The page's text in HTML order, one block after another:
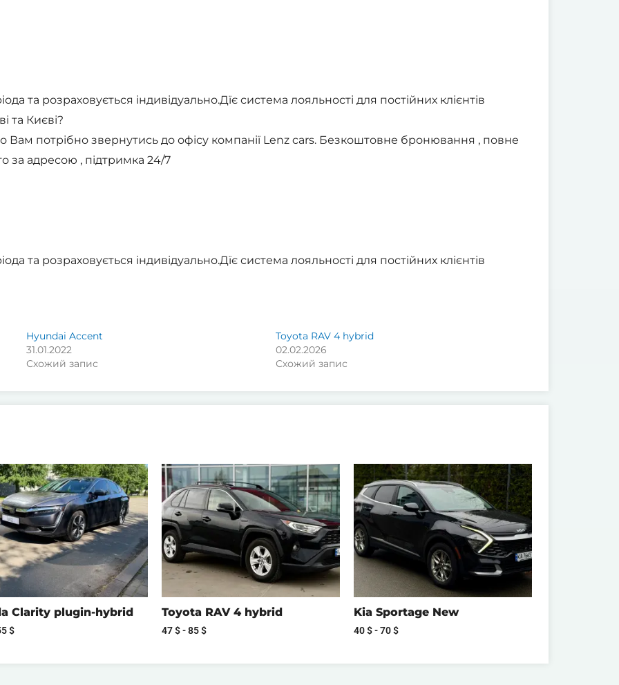
та розраховується індивідуально.Дїє система лояльності для постійних клієнтів
та Києві?
Вам потрібно звернутись до офісу компанії Lenz cars. Безкоштовне бронювання , повне
за адресою , підтримка 24/7
та розраховується індивідуально.Дїє система лояльності для постійних клієнтів
Hyundai Accent
31.01.2022
Схожий запис
Toyota RAV 4 hybrid
02.02.2026
Схожий запис
Clarity plugin-hybrid
$
Toyota RAV 4 hybrid
47$-85$
Kia Sportage New
40$-70$